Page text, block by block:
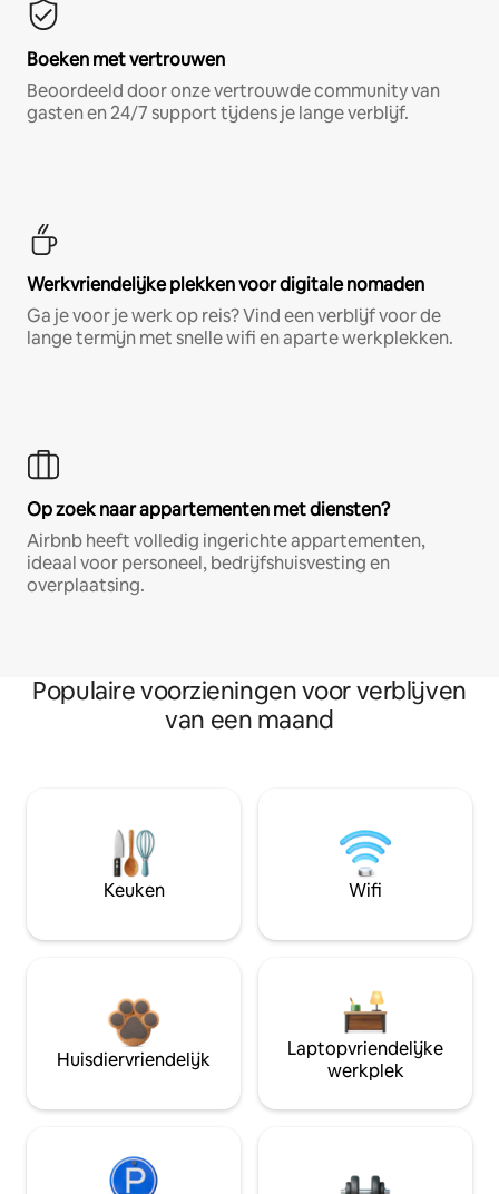
Boeken met vertrouwen
Beoordeeld door onze vertrouwde community van
gasten en 24/7 support tijdens je lange verblijf.
Werkvriendelijke plekken voor digitale nomaden
Ga je voor je werk op reis? Vind een verblijf voor de
lange termijn met snelle wifi en aparte werkplekken.
Op zoek naar appartementen met diensten?
Airbnb heeft volledig ingerichte appartementen,
ideaal voor personeel, bedrijfshuisvesting en
overplaatsing.
Populaire voorzieningen voor verblijven
van een maand
Keuken Wifi
Huisdiervriendelijk
Laptopvriendelijke
werkplek